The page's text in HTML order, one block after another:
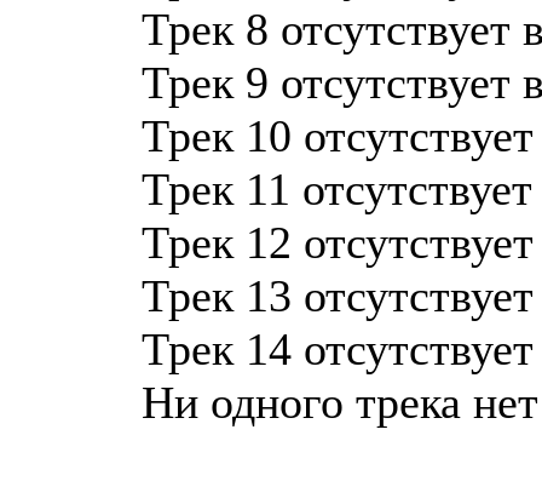
Трек 8 отсутствует
Трек 9 отсутствует
Трек 10
Трек 11
Трек 12
Трек 13
Трек 14
Ни одного трека